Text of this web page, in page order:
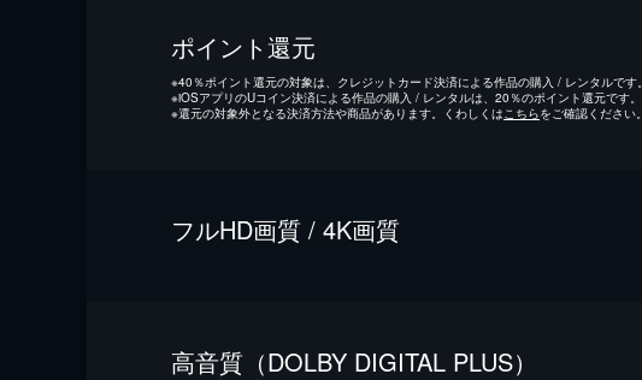
ポイント還元
※40％ポイント還元の対象は、クレジットカード決済による作品の購入 / レンタルです。
※iOSアプリのUコイン決済による作品の購入 / レンタルは、20％のポイント還元です。
※還元の対象外となる決済方法や商品があります。くわしくは こちらをご確認ください。
フルHD画質 / 4K画質
⾼⾳質（DOLBY DIGITAL PLUS）